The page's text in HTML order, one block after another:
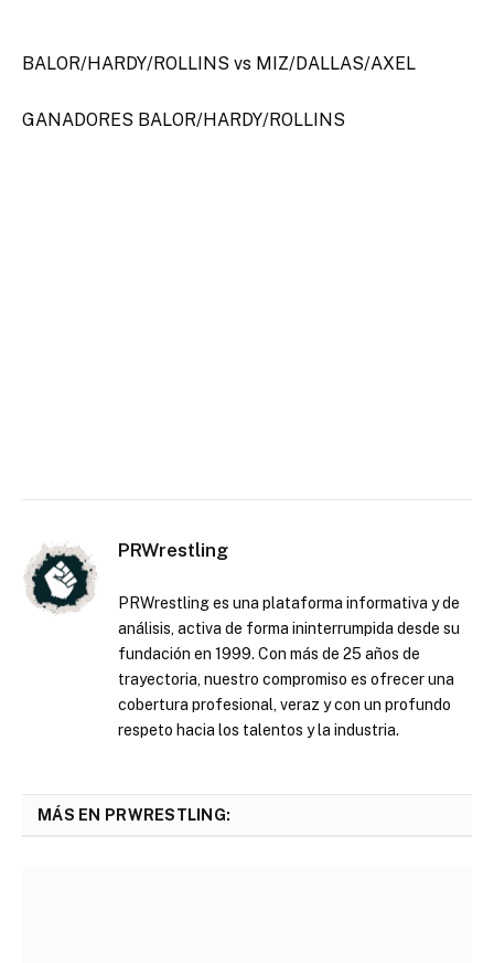
BALOR/HARDY/ROLLINS vs MIZ/DALLAS/AXEL
GANADORES BALOR/HARDY/ROLLINS
PRWrestling
PRWrestling es una plataforma informativa y de
análisis, activa de forma ininterrumpida desde su
fundación en 1999. Con más de 25 años de
trayectoria, nuestro compromiso es ofrecer una
cobertura profesional, veraz y con un profundo
respeto hacia los talentos y la industria.
MÁS EN PRWRESTLING: